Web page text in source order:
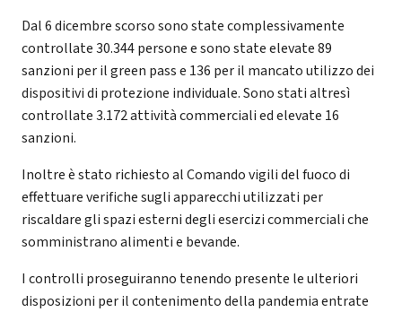
Dal 6 dicembre scorso sono state complessivamente
controllate 30.344 persone e sono state elevate 89
sanzioni per il green pass e 136 per il mancato utilizzo dei
dispositivi di protezione individuale. Sono stati altresì
controllate 3.172 attività commerciali ed elevate 16
sanzioni.
Inoltre è stato richiesto al Comando vigili del fuoco di
effettuare verifiche sugli apparecchi utilizzati per
riscaldare gli spazi esterni degli esercizi commerciali che
somministrano alimenti e bevande.
I controlli proseguiranno tenendo presente le ulteriori
disposizioni per il contenimento della pandemia entrate